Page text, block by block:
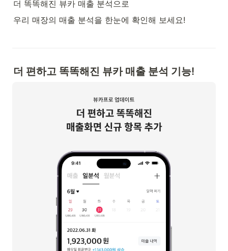
더 똑똑해진 뷰카 매출 분석으로
우리 매장의 매출 분석을 한눈에 확인해 보세요!
더 편하고 똑똑해진 뷰카 매출 분석 기능!